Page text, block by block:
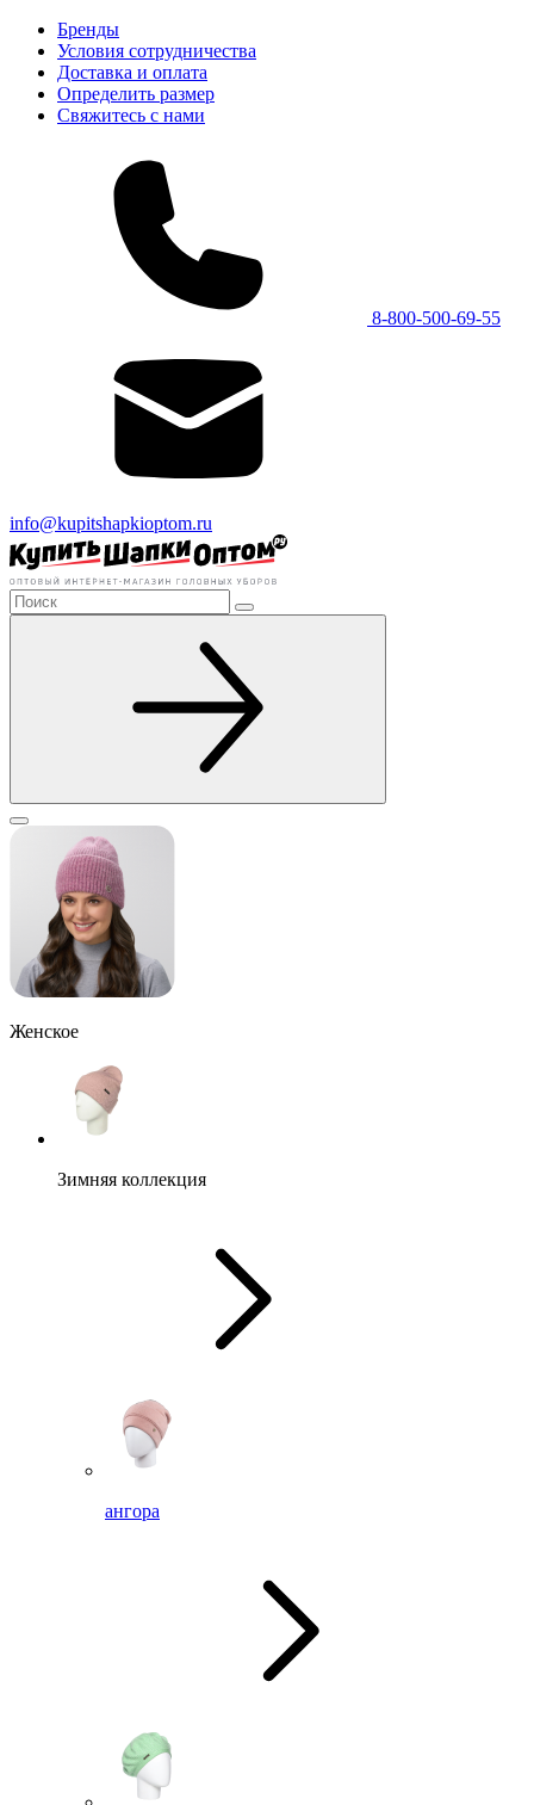
Бренды
Условия сотрудничества
Доставка и оплата
Определить размер
Свяжитесь с нами
8-800-500-69-55
info@kupitshapkioptom.ru
Женское
Зимняя коллекция
ангора